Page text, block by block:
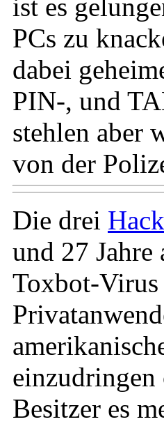
ist es
PCs zu
dabei
PIN-, und
stehlen aber
von der
Die drei
und 27 Jahre
Toxbot-
einzudringen
Besitzer es